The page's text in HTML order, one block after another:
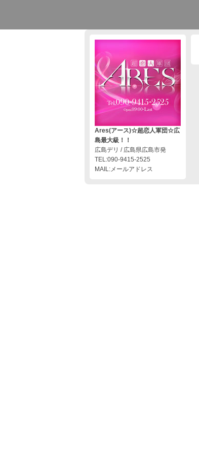
Ares(アース)☆超恋人軍団☆広
島最大級！！
広島デリ / 広島県広島市発
TEL:090-9415-2525
MAIL:メールアドレス